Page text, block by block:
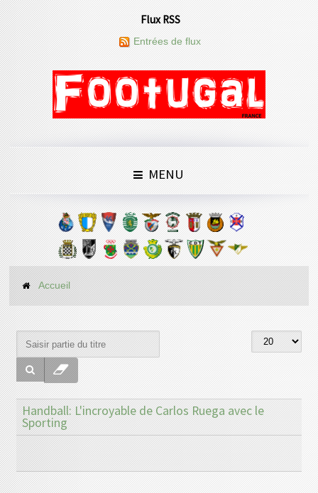
Flux RSS
Entrées de flux
MENU
Accueil
Handball: L'incroyable de Carlos Ruega avec le
Sporting